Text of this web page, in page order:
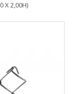
X 2,00H)